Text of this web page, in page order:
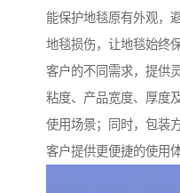
能保护地毯原有外观，
地毯损伤，让地毯始终
客户的不同需求，提供
粘度、产品宽度、厚度
使用场景；同时，包装
客户提供更便捷的使用体